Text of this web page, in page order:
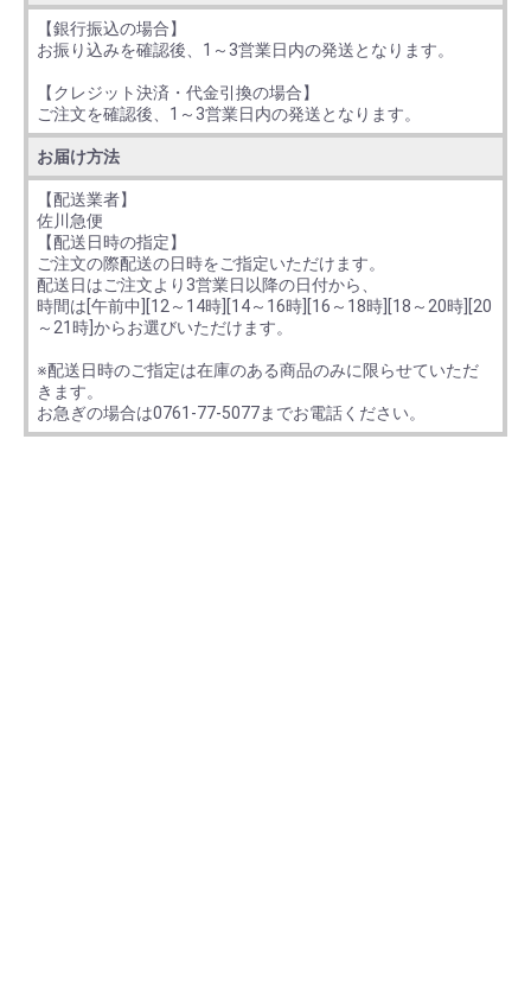
【銀行振込の場合】
お振り込みを確認後、1～3営業日内の発送となります。
【クレジット決済・代金引換の場合】
ご注文を確認後、1～3営業日内の発送となります。
お届け方法
【配送業者】
佐川急便
【配送日時の指定】
ご注文の際配送の日時をご指定いただけます。
配送日はご注文より3営業日以降の日付から、
時間は[午前中][12～14時][14～16時][16～18時][18～20時][20
～21時]からお選びいただけます。
※配送日時のご指定は在庫のある商品のみに限らせていただ
きます。
お急ぎの場合は0761-77-5077までお電話ください。